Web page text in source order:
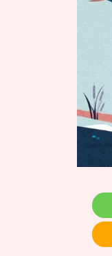
Fable, mythe,
Princesses et
Héroïnes et héros
Écologie, nature,